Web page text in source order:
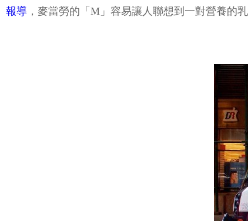
報導 ，麥當勞的「M」容易讓人聯想到一對營養的